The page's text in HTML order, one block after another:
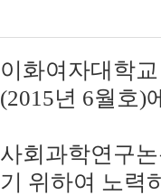
이화여자대학
(2015년 6월호)
사회과학연구
기 위하여 노력